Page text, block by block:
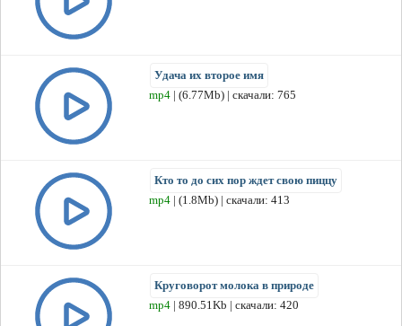
Удача их второе имя
mp4 | (6.77Mb) | скачали: 765
Кто то до сих пор ждет свою пиццу
mp4 | (1.8Mb) | скачали: 413
Круговорот молока в природе
mp4 | 890.51Kb | скачали: 420